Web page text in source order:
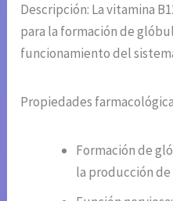
Descripción: La vitamina
para la formación de
funcionamiento del
Propiedades
Formación de
la producción